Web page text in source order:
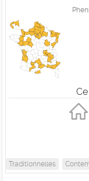
Traditionnelles